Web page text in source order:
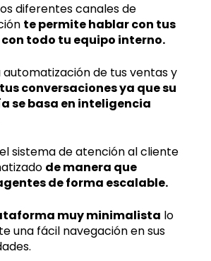
diferentes canales de
te permite hablar con tus
todo tu equipo interno.
automatización de tus ventas y
conversaciones ya que su
se basa en inteligencia
sistema de atención al cliente
de manera que
de forma escalable.
muy minimalista lo
una fácil navegación en sus